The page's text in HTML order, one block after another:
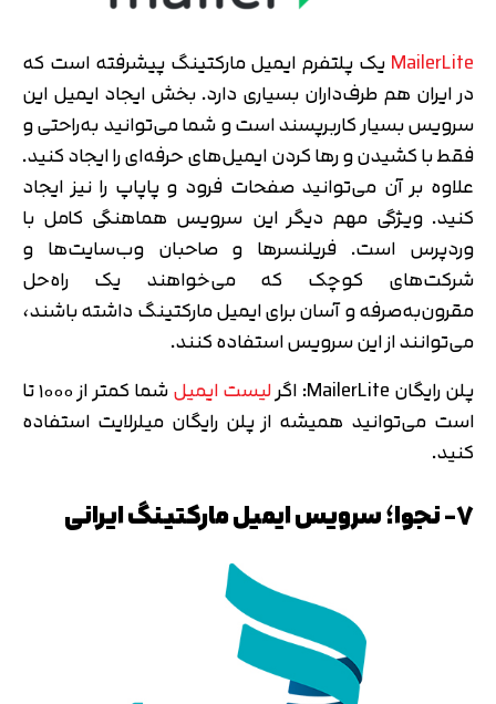
MailerLiteیک پلتفرم ایمیل مارکتینگ پیشرفته است که
در ایران هم طرف‌داران بسیاری دارد. بخش ایجاد ایمیل این
سرویس بسیار کاربرپسند است و شما می‌توانید به‌راحتی و
فقط با کشیدن و رها کردن ایمیل‌های حرفه‌ای را ایجاد کنید.
علاوه بر آن می‌توانید صفحات فرود و پاپاپ را نیز ایجاد
کنید. ویژگی مهم دیگر این سرویس هماهنگی کامل با
وردپرس است. فریلنسرها و صاحبان وب‌سایت‌ها و
شرکت‌های کوچک که می‌خواهند یک راه‌حل
مقرون‌به‌صرفه و آسان برای ایمیل مارکتینگ داشته باشند،
می‌توانند از این سرویس استفاده کنند.
پلن رایگان MailerLite: اگر
لیست ایمیل
شما کمتر از ۱۰۰۰ تا
است می‌توانید همیشه از پلن رایگان میلرلایت استفاده
کنید.
7- نجوا؛ سرویس ایمیل مارکتینگ ایرانی